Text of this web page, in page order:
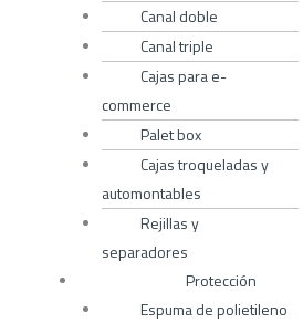
Canal doble
Canal triple
Cajas para e-
commerce
Palet box
Cajas troqueladas y
automontables
Rejillas y
separadores
Protección
Espuma de polietileno